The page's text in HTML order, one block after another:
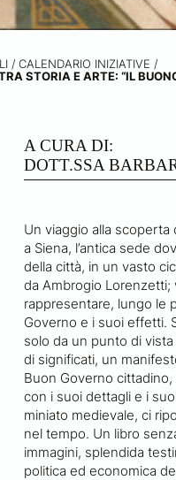
/ CALENDARIO INIZIATIVE /
STORIA E ARTE: “IL
A CURA DI:
DOTT.SSA
Un viaggio alla scoperta
a Siena, l’antica sede
della città, in un vasto
da Ambrogio
rappresentare, lungo le
Governo e i suoi effetti.
solo da un punto di
di significati, un
Buon Governo
con i suoi dettagli e i
miniato medievale, ci
nel tempo. Un libro
immagini, splendida
politica ed economica